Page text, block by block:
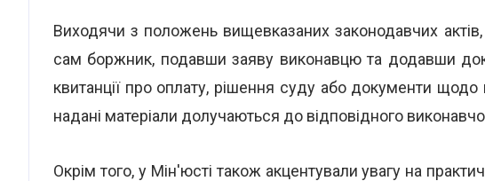
Виходячи з положень вищевказаних законодавчих актів,
сам боржник, подавши заяву виконавцю та додавши
квитанції про оплату, рішення суду або документи
надані матеріали долучаються до відповідного
Окрім того, у Мін'юсті також акцентували увагу на